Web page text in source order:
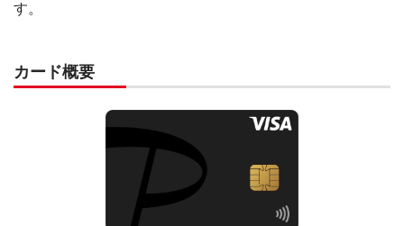
す。
カード概要